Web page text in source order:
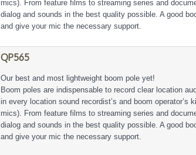
mics). From feature films to streaming series and
dialog and sounds in the best quality possible. A good
and give your mic the necessary support.
QP565
Our best and most lightweight boom pole yet!
Boom poles are indispensable to record clear location
in every location sound recordist’s and boom operator’s
mics). From feature films to streaming series and
dialog and sounds in the best quality possible. A good
and give your mic the necessary support.